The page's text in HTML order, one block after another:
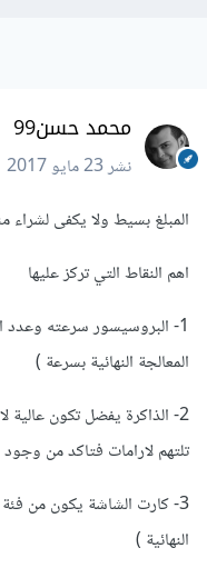
محمد حسن99
نشر23 مايو 2017
المبلغ بسيط ولا يكفى لشراء
اهم النقاط التي تركز عليها
1- البروسيسور سرعته وعدد
المعالجة النهائية بسرعة )
تلتهم لارامات فتاكد من وجود
3- كارت الشاشة يكون من
النهائية )